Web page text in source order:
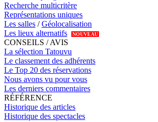
Recherche multicritère
Représentations uniques
Les salles /Géolocalisation
Les lieux alternatifs
NOUVEAU
CONSEILS / AVIS
La sélection Tatouvu
Le classement des adhérents
Le Top 20 des réservations
Nous avons vu pour vous
Les derniers commentaires
RÉFÉRENCE
Historique des articles
Historique des spectacles